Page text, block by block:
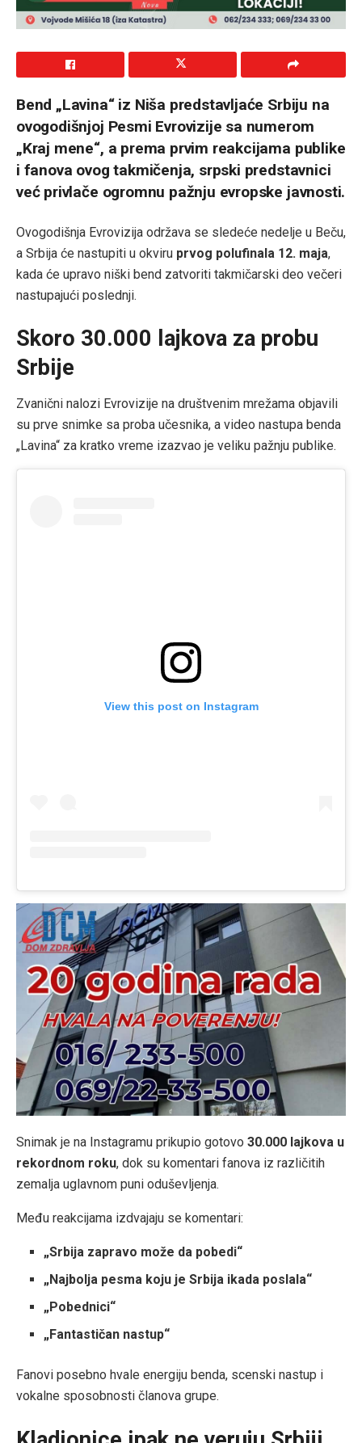
Bend „Lavina“ iz Niša predstavljaće Srbiju na
ovogodišnjoj Pesmi Evrovizije sa numerom
„Kraj mene“, a prema prvim reakcijama publike
i fanova ovog takmičenja, srpski predstavnici
već privlače ogromnu pažnju evropske javnosti.
Ovogodišnja Evrovizija održava se sledeće nedelje u Beču,
a Srbija će nastupiti u okviru prvog polufinala 12. maja,
kada će upravo niški bend zatvoriti takmičarski deo večeri
nastupajući poslednji.
Skoro 30.000 lajkova za probu
Srbije
Zvanični nalozi Evrovizije na društvenim mrežama objavili
su prve snimke sa proba učesnika, a video nastupa benda
„Lavina“ za kratko vreme izazvao je veliku pažnju publike.
View this post on Instagram
Snimak je na Instagramu prikupio gotovo 30.000 lajkova u
rekordnom roku, dok su komentari fanova iz različitih
zemalja uglavnom puni oduševljenja.
Među reakcijama izdvajaju se komentari:
„Srbija zapravo može da pobedi“
„Najbolja pesma koju je Srbija ikada poslala“
„Pobednici“
„Fantastičan nastup“
Fanovi posebno hvale energiju benda, scenski nastup i
vokalne sposobnosti članova grupe.